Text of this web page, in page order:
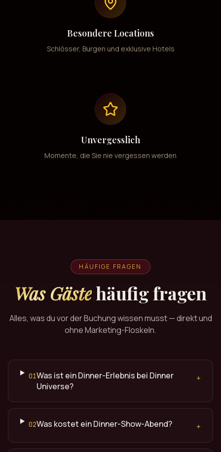
Besondere Locations
Schlösser, Burgen und exklusive Hotels
Unvergesslich
Momente, die Sie nie vergessen werden
HÄUFIGE FRAGEN
Was Gästehäufig fragen
Alles, was du vor der Buchung wissen musst — direkt und
ohne Marketing-Floskeln.
01Was ist ein Dinner-Erlebnis bei Dinner
Universe?
+
02Was kostet ein Dinner-Show-Abend? +